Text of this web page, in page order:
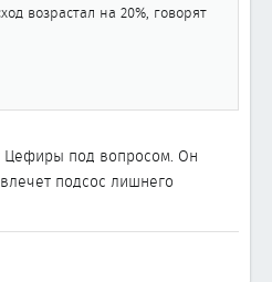
возрастал на 20%, говорят
под вопросом. Он
подсос лишнего